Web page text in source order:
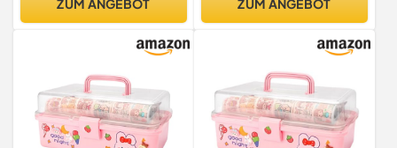
für Seil, Teppich, Gurt
Papierwaren. Er ist